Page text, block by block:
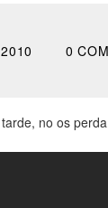
0
no os